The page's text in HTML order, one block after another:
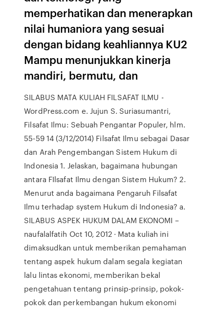
memperhatikan dan menerapkan
nilai humaniora yang sesuai
dengan bidang keahliannya KU2
Mampu menunjukkan kinerja
mandiri, bermutu, dan
SILABUS MATA KULIAH FILSAFAT ILMU -
WordPress.com e. Jujun S. Suriasumantri,
Filsafat Ilmu: Sebuah Pengantar Populer, hlm.
55-59 14 (3/12/2014) Filsafat Ilmu sebagai Dasar
dan Arah Pengembangan Sistem Hukum di
Indonesia 1. Jelaskan, bagaimana hubungan
antara FIlsafat Ilmu dengan Sistem Hukum? 2.
Menurut anda bagaimana Pengaruh Filsafat
Ilmu terhadap system Hukum di Indonesia? a.
SILABUS ASPEK HUKUM DALAM EKONOMI –
naufalalfatih Oct 10, 2012 · Mata kuliah ini
dimaksudkan untuk memberikan pemahaman
tentang aspek hukum dalam segala kegiatan
lalu lintas ekonomi, memberikan bekal
pengetahuan tentang prinsip-prinsip, pokok-
pokok dan perkembangan hukum ekonomi